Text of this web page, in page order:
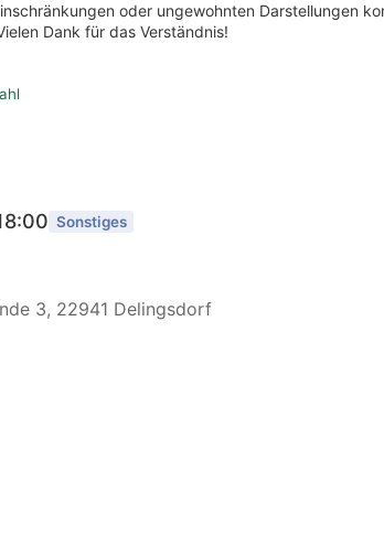
oder ungewohnten Darstellungen
Dank für das Verständnis!
Sonstiges
3, 22941 Delingsdorf